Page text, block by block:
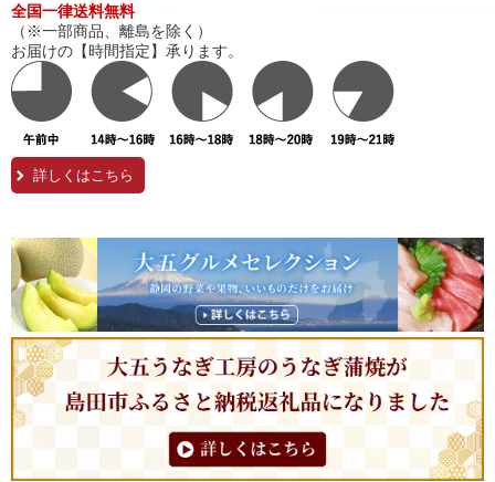
全国一律送料無料
（※一部商品、離島を除く）
お届けの【時間指定】承ります。
詳しくはこちら